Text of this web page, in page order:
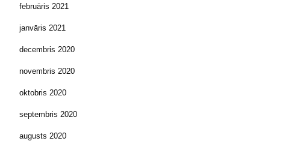
februāris 2021
janvāris 2021
decembris 2020
novembris 2020
oktobris 2020
septembris 2020
augusts 2020